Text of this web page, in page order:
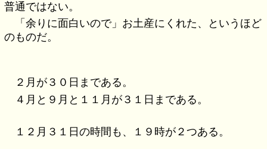
普通ではない。
「余りに面白いので」お土産にくれた、というほど
のものだ。
２月が３０日まである。
４月と９月と１１月が３１日まである。
１２月３１日の時間も、１９時が２つある。